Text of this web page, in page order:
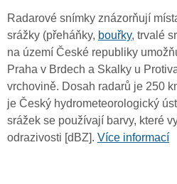
Radarové snímky znázorňují
srážky (přeháňky, bouřky, trvalé
na území České republiky
Praha v Brdech a Skalky u
vrchovině. Dosah radarů je 250
je Český hydrometeorologický
srážek se používají barvy, které
odrazivosti [dBZ]. Více informací